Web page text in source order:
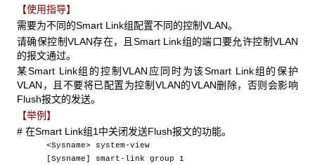
【使用指导】
需要为不同的Smart Link组配置不同的控制VLAN。
请确保控制VLAN存在，且Smart Link组的端口要允许控制VLAN
的报文通过。
某Smart Link组的控制VLAN应同时为该Smart Link组的保护
VLAN，且不要将已配置为控制VLAN的VLAN删除，否则会影响
Flush报文的发送。
【举例】
# 在Smart Link组1中关闭发送Flush报文的功能。
<Sysname> system-view
[Sysname] smart-link group 1